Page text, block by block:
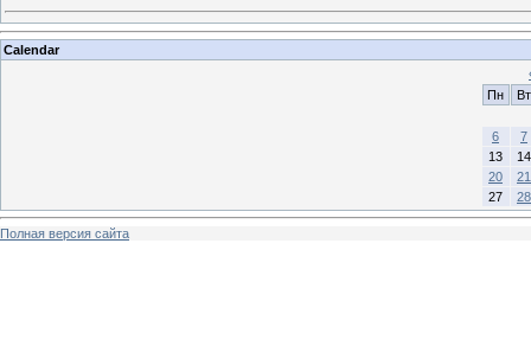
Calendar
Пн
Вт
6
7
13
14
20
21
27
28
Полная версия сайта